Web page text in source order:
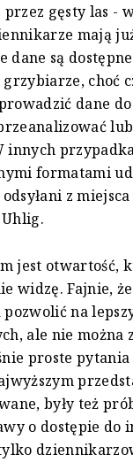
gęsty las -
mają
dane są
choć
dane
lub
innych
formatami
z
jest otwartość,
widzę. Fajnie,
na
ale nie można
proste pytania
były też
o dostępie do